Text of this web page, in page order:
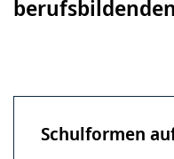
Schulformen